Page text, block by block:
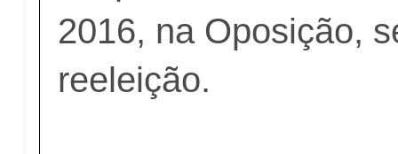
2016, na Oposição,
reeleição.